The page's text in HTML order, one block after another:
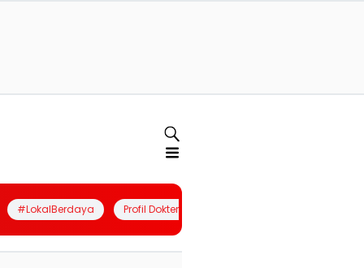
#LokalBerdaya Profil Dokter